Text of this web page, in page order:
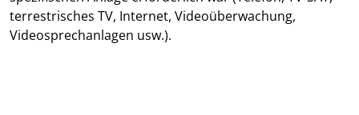
terrestrisches TV, Internet, Videoüberwachung,
Videosprechanlagen usw.).